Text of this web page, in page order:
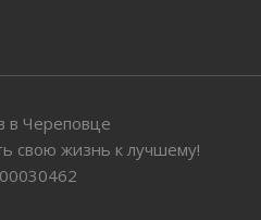
в Череповце
свою жизнь к лучшему!